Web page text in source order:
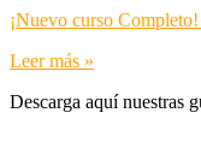
¡Nuevo curso
Leer más »
Descarga aquí nuestras